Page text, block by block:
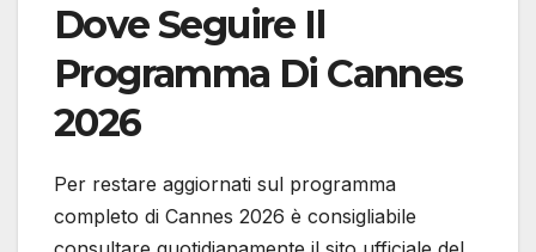
Dove Seguire Il
Programma Di Cannes
2026
Per restare aggiornati sul programma
completo di Cannes 2026 è consigliabile